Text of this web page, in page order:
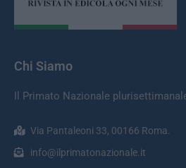
Chi Siamo
Il Primato Nazionale
Via Pantaleoni 33, 00166 Roma.
info@ilprimatonazionale.it